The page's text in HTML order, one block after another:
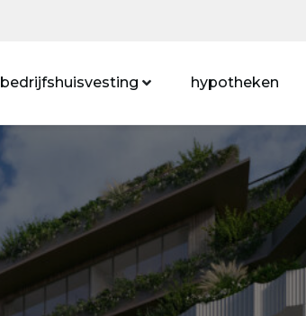
bedrijfshuisvesting hypotheken